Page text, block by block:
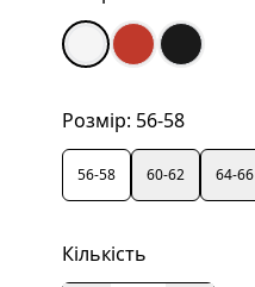
Розмір: 56-58
56-58 60-62 64-66
Кількість